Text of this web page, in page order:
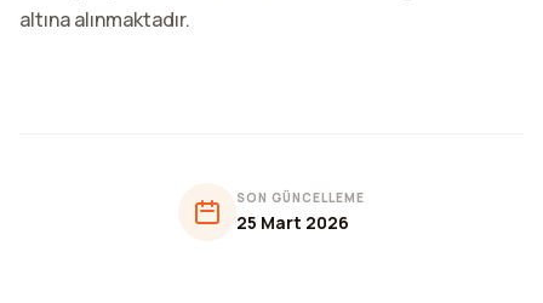
altına alınmaktadır.
SON GÜNCELLEME
25 Mart 2026